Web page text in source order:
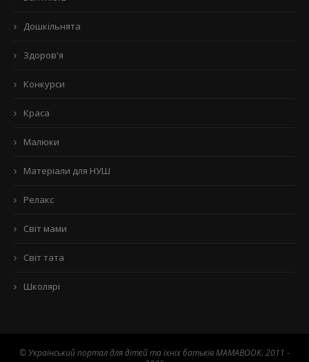
Дошкільнята
Здоров'я
Конкурси
Краса
Малюки
Матеріали для НУШ
Релакс
Світ мами
Світ тата
Школярі
© Український портал для дітей та їхніх батьків MAMABOOK. 2011 -